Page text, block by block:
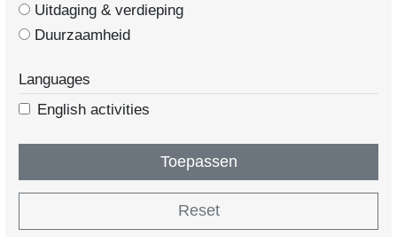
Uitdaging & verdieping
Duurzaamheid
Languages
English activities
Toepassen
Reset